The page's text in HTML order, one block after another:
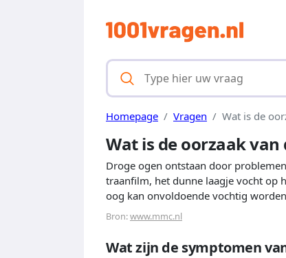
Homepage Vragen Wat is de
Wat is de oorzaak van
Droge ogen ontstaan door
traanfilm, het dunne laagje vocht op
oog kan onvoldoende vochtig
Bron:www.mmc.nl
Wat zijn de symptomen